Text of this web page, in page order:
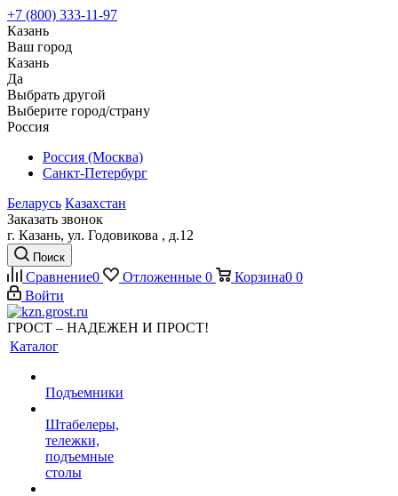
+7 (800) 333-11-97
Казань
Ваш город
Казань
Да
Выбрать другой
Выберите город/страну
Россия
Россия (Москва)
Санкт-Петербург
Беларусь Казахстан
Заказать звонок
г. Казань, ул. Годовикова , д.12
Поиск
Сравнение0 Отложенные 0 Корзина0 0
Войти
ГРОСТ – НАДЕЖЕН И ПРОСТ!
Каталог
Подъемники
Штабелеры,
тележки,
подъемные
столы